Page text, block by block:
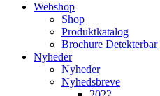
Webshop
Shop
Produktkatalog
Brochure Detekterbar
Nyheder
Nyheder
Nyhedsbreve